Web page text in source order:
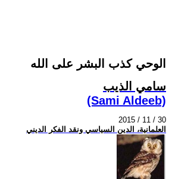
الوحي كذب البشر على الله
سامي الذيب
(Sami Aldeeb)
2015 / 11 / 30
العلمانية، الدين السياسي ونقد الفكر الديني